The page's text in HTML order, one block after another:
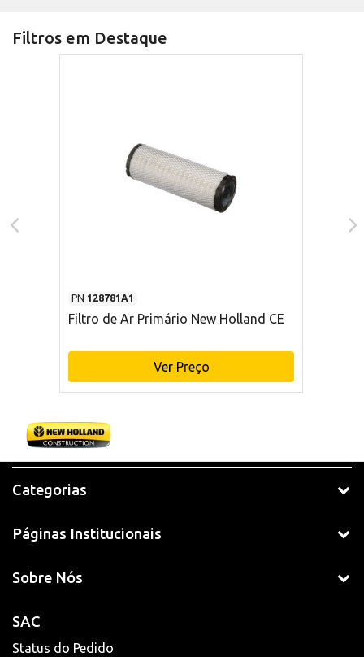
Filtros em Destaque
PN 128781A1
Filtro de Ar Primário New Holland CE
Ver Preço
Categorias
Páginas Institucionais
Sobre Nós
SAC
Status do Pedido